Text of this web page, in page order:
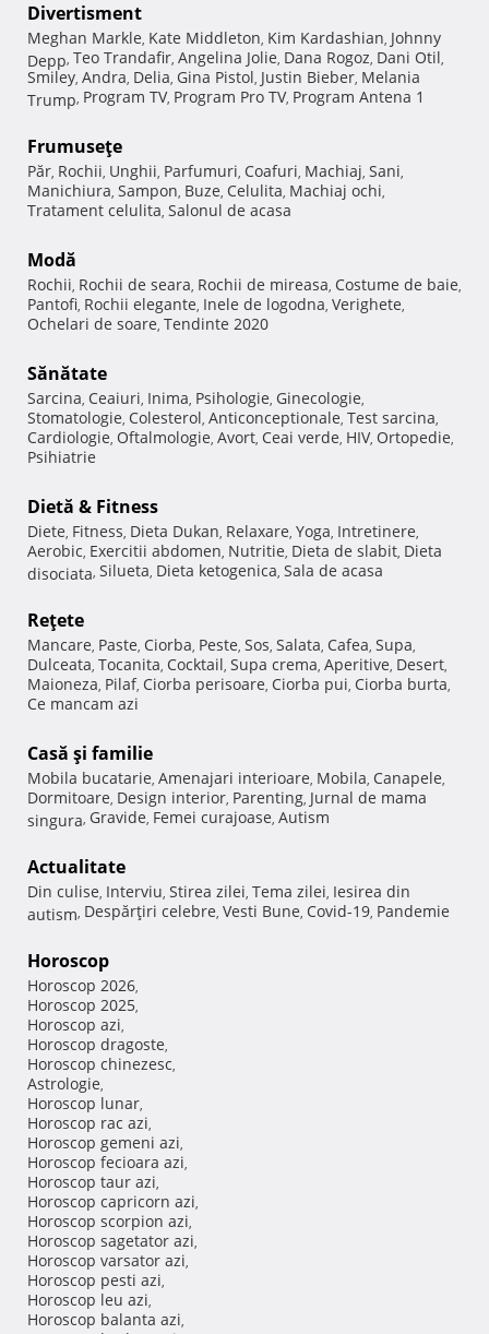
Divertisment
Meghan Markle, Kate Middleton, Kim Kardashian, Johnny
Depp, Teo Trandafir, Angelina Jolie, Dana Rogoz, Dani Otil,
Smiley, Andra, Delia, Gina Pistol, Justin Bieber, Melania
Trump, Program TV, Program Pro TV, Program Antena 1
Frumuseţe
Păr, Rochii, Unghii, Parfumuri, Coafuri, Machiaj, Sani,
Manichiura, Sampon, Buze, Celulita, Machiaj ochi,
Tratament celulita, Salonul de acasa
Modă
Rochii, Rochii de seara, Rochii de mireasa, Costume de baie,
Pantofi, Rochii elegante, Inele de logodna, Verighete,
Ochelari de soare, Tendinte 2020
Sănătate
Sarcina, Ceaiuri, Inima, Psihologie, Ginecologie,
Stomatologie, Colesterol, Anticonceptionale, Test sarcina,
Cardiologie, Oftalmologie, Avort, Ceai verde, HIV, Ortopedie,
Psihiatrie
Dietă & Fitness
Diete, Fitness, Dieta Dukan, Relaxare, Yoga, Intretinere,
Aerobic, Exercitii abdomen, Nutritie, Dieta de slabit, Dieta
disociata, Silueta, Dieta ketogenica, Sala de acasa
Reţete
Mancare, Paste, Ciorba, Peste, Sos, Salata, Cafea, Supa,
Dulceata, Tocanita, Cocktail, Supa crema, Aperitive, Desert,
Maioneza, Pilaf, Ciorba perisoare, Ciorba pui, Ciorba burta,
Ce mancam azi
Casă şi familie
Mobila bucatarie, Amenajari interioare, Mobila, Canapele,
Dormitoare, Design interior, Parenting, Jurnal de mama
singura, Gravide, Femei curajoase, Autism
Actualitate
Din culise, Interviu, Stirea zilei, Tema zilei, Iesirea din
autism, Despărţiri celebre, Vesti Bune, Covid-19, Pandemie
Horoscop
Horoscop 2026,
Horoscop 2025,
Horoscop azi,
Horoscop dragoste,
Horoscop chinezesc,
Astrologie,
Horoscop lunar,
Horoscop rac azi,
Horoscop gemeni azi,
Horoscop fecioara azi,
Horoscop taur azi,
Horoscop capricorn azi,
Horoscop scorpion azi,
Horoscop sagetator azi,
Horoscop varsator azi,
Horoscop pesti azi,
Horoscop leu azi,
Horoscop balanta azi,